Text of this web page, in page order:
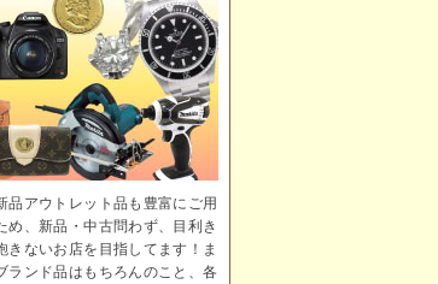
品アウトレット品も豊富にご用
め、新品・中古問わず、目利き
ないお店を目指してます！ま
ランド品はもちろんのこと、各